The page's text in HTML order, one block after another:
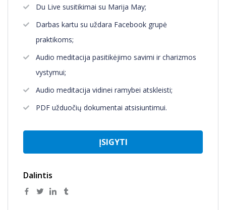
Du Live susitikimai su Marija May;
Darbas kartu su uždara Facebook grupė
praktikoms;
Audio meditacija pasitikėjimo savimi ir charizmos
vystymui;
Audio meditacija vidinei ramybei atskleisti;
PDF užduočių dokumentai atsisiuntimui.
ĮSIGYTI
Dalintis